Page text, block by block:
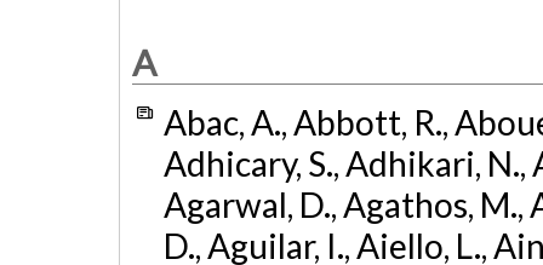
A
Abac, A., Abbott, R.,
Adhicary, S., Adhikari, N.,
Agarwal, D., Agathos, M.,
D., Aguilar, I., Aiello, L.,